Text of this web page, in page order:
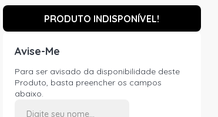
PRODUTO INDISPONÍVEL!
Avise-Me
Para ser avisado da disponibilidade deste
Produto, basta preencher os campos
abaixo.